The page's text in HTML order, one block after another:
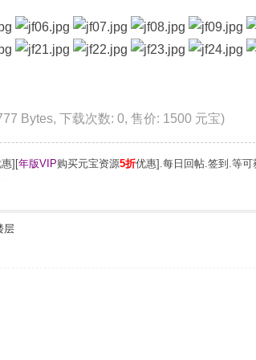
Bytes, 下载次数: 0, 售价: 1500 元宝)
][年版VIP购买元宝资源5折优惠].每日回帖.签到.等可
层